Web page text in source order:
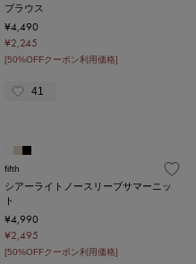
ブラウス
¥4,490
¥2,245
[50%OFFクーポン利用価格]
41
fifth
シアーライトノースリーブサマーニッ
ト
¥4,990
¥2,495
[50%OFFクーポン利用価格]